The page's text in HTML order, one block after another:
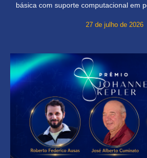
básica com suporte computacional em
27 de julho de 2026